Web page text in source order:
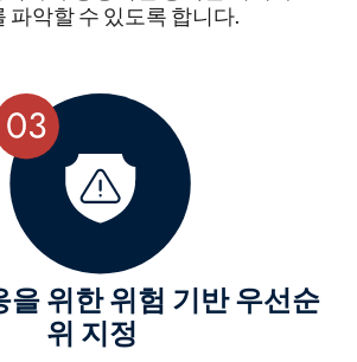
파악할 수 있도록 합니다.
을 위한 위험 기반 우선순
위 지정